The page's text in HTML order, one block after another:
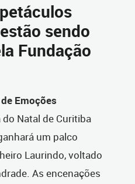
sendo
Fundação
Emoções
Natal de Curitiba
um palco
Laurindo, voltado
As encenações